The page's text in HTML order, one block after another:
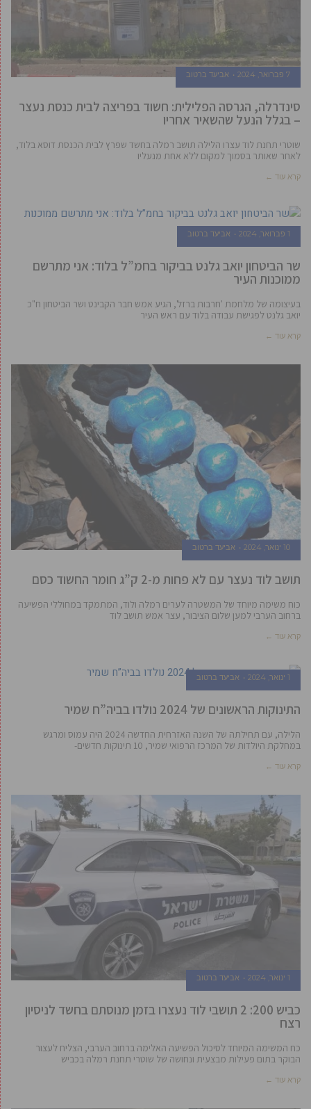
7 פברואר, 2024 אביעד ברטוב
סינדרלה, הגרסה הפלילית: חשוד בפריצה לבית כנסת נעצר
– בגלל הנעל שהשאיר אחריו
שוטרי תחנת לוד עצרו הלילה תושב רמלה בחשד שפרץ לבית הכנסת דוסא בלוד,
לאחר שאותר בסמוך למקום ללא אחת מנעליו
קרא עוד ←
1 פברואר, 2024 אביעד ברטוב
שר הביטחון יואב גלנט בביקור בחמ”ל בלוד: אני מתרשם
ממוכנות העיר
בעיצומה של מלחמת 'חרבות ברזל', הגיע אמש חבר הקבינט ושר הביטחון ח"כ
יואב גלנט לפגישת עבודה בלוד עם ראש העיר
קרא עוד ←
10 ינואר, 2024 אביעד ברטוב
תושב לוד נעצר עם לא פחות מ-2 ק”ג חומר החשוד כסם
כוח משימה מיוחד של המשטרה לערים רמלה ולוד, המתמקד במחוללי הפשיעה
ברחוב הערבי למען שלום הציבור, עצר אמש תושב לוד
קרא עוד ←
1 ינואר, 2024 אביעד ברטוב
התינוקות הראשונים של 2024 נולדו בביה”ח שמיר
הלילה, עם תחילתה של השנה האזרחית החדשה 2024 היה עמוס ומרגש
במחלקת היולדות של המרכז הרפואי שמיר, 10 תינוקות חדשים-
קרא עוד ←
1 ינואר, 2024 אביעד ברטוב
כביש 200: 2 תושבי לוד נעצרו בזמן מנוסתם בחשד לניסיון
רצח
כח המשימה המיוחד לסיכול הפשיעה האלימה ברחוב הערבי, הצליח לעצור
הבוקר בתום פעילות מבצעית ונחושה של שוטרי תחנת רמלה בכביש
קרא עוד ←